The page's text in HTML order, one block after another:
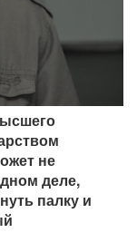
не
деле,
палку и